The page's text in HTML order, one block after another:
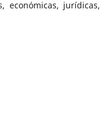
económicas, jurídicas,